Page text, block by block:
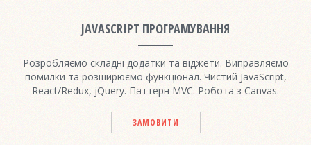
JAVASCRIPT ПРОГРАМУВАННЯ
Розробляємо складні додатки та віджети. Виправляємо
помилки та розширюємо функціонал. Чистий JavaScript,
React/Redux, jQuery. Паттерн MVC. Робота з Canvas.
ЗАМОВИТИ